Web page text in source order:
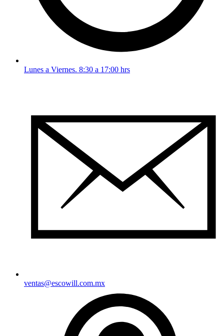
Lunes a Viernes. 8:30 a 17:00 hrs
ventas@escowill.com.mx